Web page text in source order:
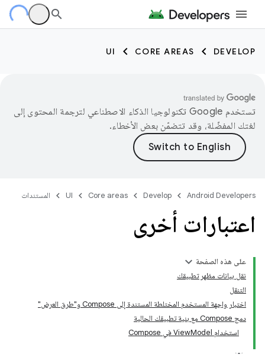
DEVELOP
CORE AREAS
UI
تستخدم Google تكنولوجيا الذكاء الاصطناعي لترجمة المحتوى إلى
لغتك المفضّلة، وقد تتضمّن بعض الأخطاء.
Android Developers
Develop
Core areas
UI المستندات
اعتبارات أخرى
على هذه الصفحة
نقل بيانات مظهر تطبيقك
التنقل
اختبار واجهة المستخدم المختلطة المستندة إلى Compose و"طرق العرض"
دمج Compose مع بنية تطبيقك الحالية
استخدام ViewModel في Compose